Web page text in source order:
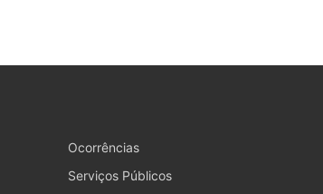
Ocorrências
Serviços Públicos